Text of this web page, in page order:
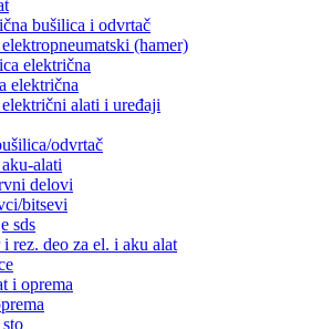
bušilica i odvrtač
(hamer)
električna
električna
alati i uređaji
odvrtač
alati
delovi
bitsevi
sds
rez. deo za el. i aku alat
i oprema